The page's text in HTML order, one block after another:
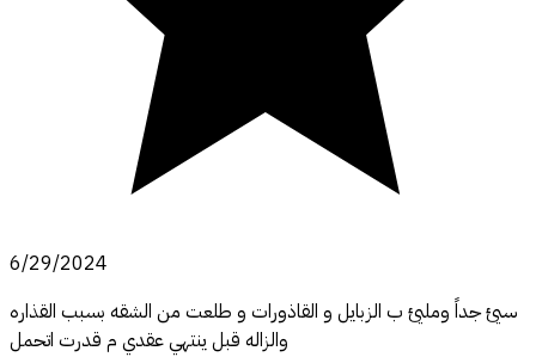
6/29/2024
سيئ جداً ومليئ ب الزبايل و القاذورات و طلعت من الشقه بسبب القذاره
والزاله قبل ينتهي عقدي م قدرت اتحمل